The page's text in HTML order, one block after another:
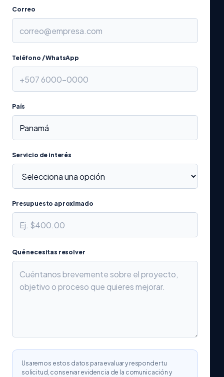
Correo
Teléfono / WhatsApp
País
Servicio de interés
Presupuesto aproximado
Qué necesitas resolver
Usaremos estos datos para evaluar y responder tu
solicitud, conservar evidencia de la comunicación y